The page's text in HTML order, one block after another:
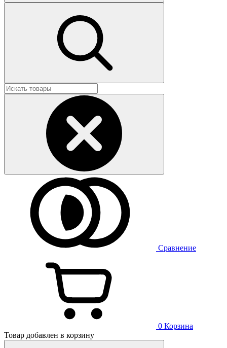
Сравнение
0 Корзина
Товар добавлен в корзину